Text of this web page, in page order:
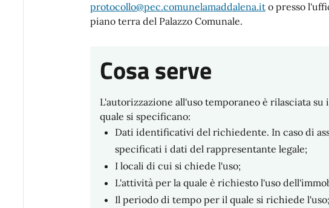
protocollo@pec.comunelamaddalena.it o presso
piano terra del Palazzo Comunale.
Cosa serve
L'autorizzazione all'uso temporaneo è rilasciata
quale si specificano:
Dati identificativi del richiedente. In caso di
specificati i dati del rappresentante legale;
I locali di cui si chiede l'uso;
L'attività per la quale è richiesto l'uso
Il periodo di tempo per il quale si richiede l'uso;